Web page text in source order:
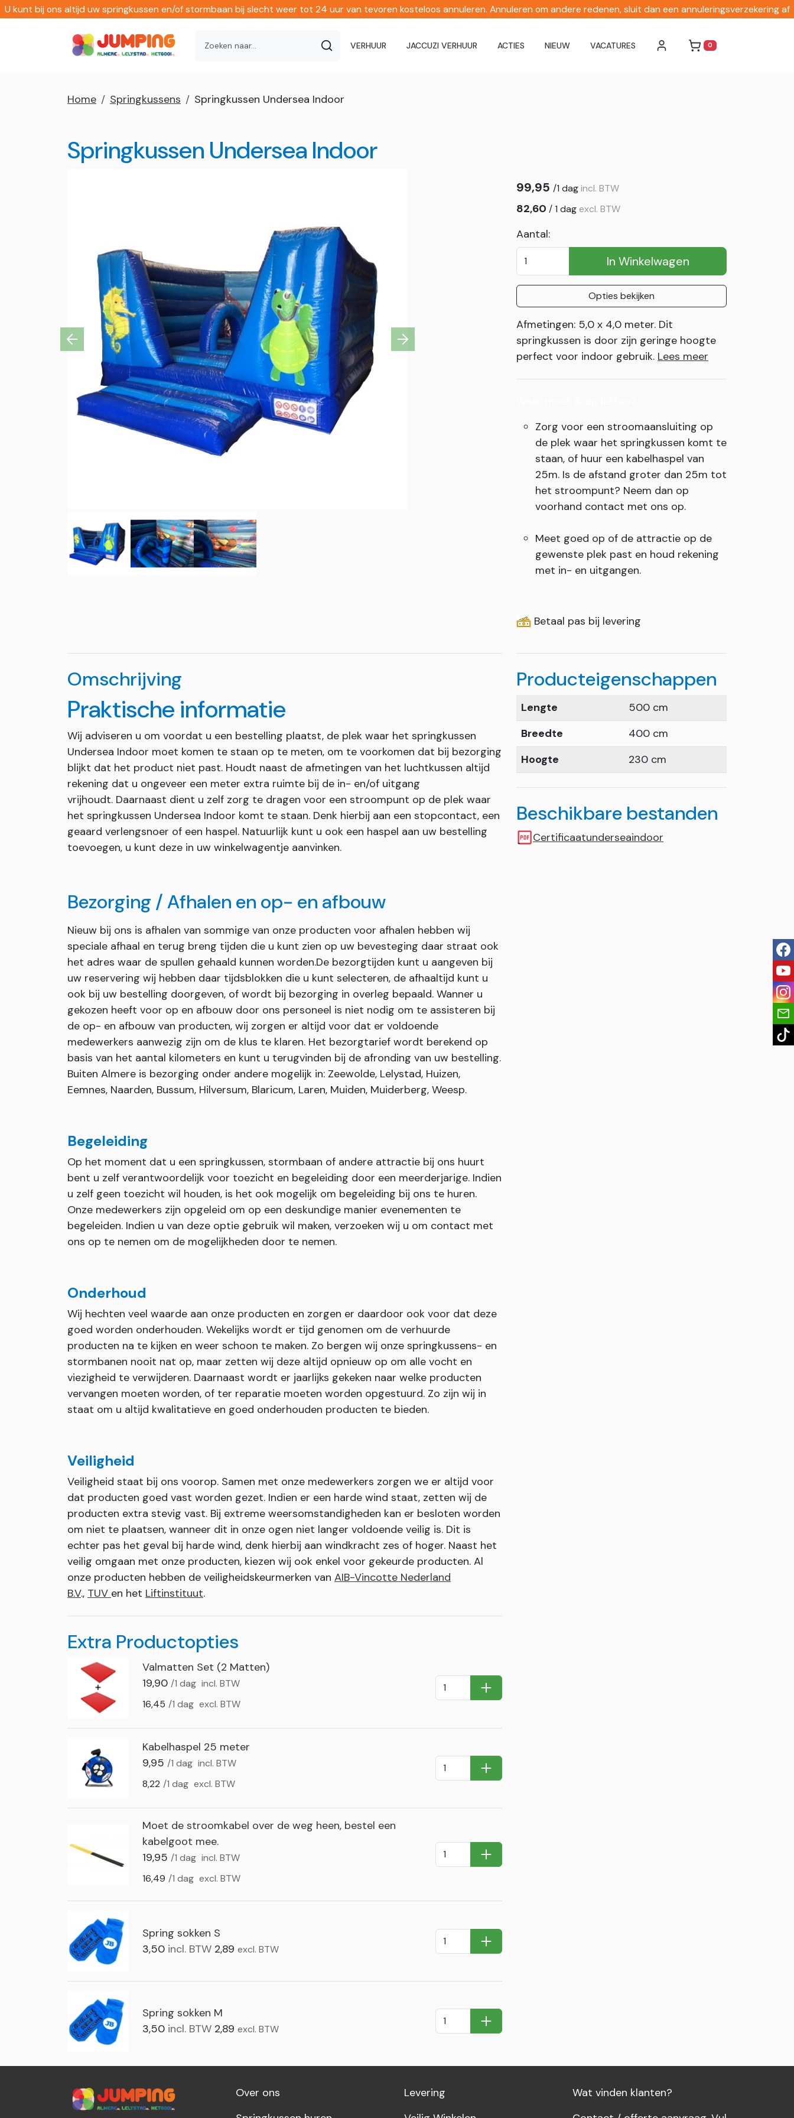
U kunt bij ons altijd uw springkussen en/of stormbaan bij slecht weer tot 24 uur van tevoren kosteloos annuleren. Annuleren om andere redenen, sluit dan een annuleringsverzekering af
VERHUUR JACCUZI VERHUUR ACTIES NIEUW VACATURES WINKELWAGEN
0
Home Springkussens Springkussen Undersea Indoor
Springkussen Undersea Indoor
Previous Next
99,95 /1 dagincl. BTW
82,60 /1 dag excl. BTW
Aantal:
In Winkelwagen
Opties bekijken
Afmetingen: 5,0 x 4,0 meter. Dit
springkussen is door zijn geringe hoogte
perfect voor indoor gebruik. Lees meer
Zorg voor een stroomaansluiting op
de plek waar het springkussen komt te
staan, of huur een kabelhaspel van
25m. Is de afstand groter dan 25m tot
het stroompunt? Neem dan op
voorhand contact met ons op.
Meet goed op of de attractie op de
gewenste plek past en houd rekening
met in- en uitgangen.
Betaal pas bij levering
Omschrijving
Praktische informatie
Wij adviseren u om voordat u een bestelling plaatst, de plek waar het springkussen
Undersea Indoor moet komen te staan op te meten, om te voorkomen dat bij bezorging
blijkt dat het product niet past. Houdt naast de afmetingen van het luchtkussen altijd
rekening dat u ongeveer een meter extra ruimte bij de in- en/of uitgang
vrijhoudt. Daarnaast dient u zelf zorg te dragen voor een stroompunt op de plek waar
het springkussen Undersea Indoor komt te staan. Denk hierbij aan een stopcontact, een
geaard verlengsnoer of een haspel. Natuurlijk kunt u ook een haspel aan uw bestelling
toevoegen, u kunt deze in uw winkelwagentje aanvinken.
Bezorging / Afhalen en op- en afbouw
Nieuw bij ons is afhalen van sommige van onze producten voor afhalen hebben wij
speciale afhaal en terug breng tijden die u kunt zien op uw bevesteging daar straat ook
het adres waar de spullen gehaald kunnen worden.De bezorgtijden kunt u aangeven bij
uw reservering wij hebben daar tijdsblokken die u kunt selecteren, de afhaaltijd kunt u
ook bij uw bestelling doorgeven, of wordt bij bezorging in overleg bepaald. Wanner u
gekozen heeft voor op en afbouw door ons personeel is niet nodig om te assisteren bij
de op- en afbouw van producten, wij zorgen er altijd voor dat er voldoende
medewerkers aanwezig zijn om de klus te klaren. Het bezorgtarief wordt berekend op
basis van het aantal kilometers en kunt u terugvinden bij de afronding van uw bestelling.
Buiten Almere is bezorging onder andere mogelijk in: Zeewolde, Lelystad, Huizen,
Eemnes, Naarden, Bussum, Hilversum, Blaricum, Laren, Muiden, Muiderberg, Weesp.
Begeleiding
Op het moment dat u een springkussen, stormbaan of andere attractie bij ons huurt
bent u zelf verantwoordelijk voor toezicht en begeleiding door een meerderjarige. Indien
u zelf geen toezicht wil houden, is het ook mogelijk om begeleiding bij ons te huren.
Onze medewerkers zijn opgeleid om op een deskundige manier evenementen te
begeleiden. Indien u van deze optie gebruik wil maken, verzoeken wij u om contact met
ons op te nemen om de mogelijkheden door te nemen.
Onderhoud
Wij hechten veel waarde aan onze producten en zorgen er daardoor ook voor dat deze
goed worden onderhouden. Wekelijks wordt er tijd genomen om de verhuurde
producten na te kijken en weer schoon te maken. Zo bergen wij onze springkussens- en
stormbanen nooit nat op, maar zetten wij deze altijd opnieuw op om alle vocht en
viezigheid te verwijderen. Daarnaast wordt er jaarlijks gekeken naar welke producten
vervangen moeten worden, of ter reparatie moeten worden opgestuurd. Zo zijn wij in
staat om u altijd kwalitatieve en goed onderhouden producten te bieden.
Veiligheid
Veiligheid staat bij ons voorop. Samen met onze medewerkers zorgen we er altijd voor
dat producten goed vast worden gezet. Indien er een harde wind staat, zetten wij de
producten extra stevig vast. Bij extreme weersomstandigheden kan er besloten worden
om niet te plaatsen, wanneer dit in onze ogen niet langer voldoende veilig is. Dit is
echter pas het geval bij harde wind, denk hierbij aan windkracht zes of hoger. Naast het
veilig omgaan met onze producten, kiezen wij ook enkel voor gekeurde producten. Al
onze producten hebben de veiligheidskeurmerken van AIB-Vincotte Nederland
B.V., TUV en het Liftinstituut.
Extra Productopties
Valmatten Set (2 Matten)
19,90 /1 dag incl. BTW
16,45 /1 dag excl. BTW
In Winkelwagen
Kabelhaspel 25 meter
9,95 /1 dag incl. BTW
8,22 /1 dag excl. BTW
In Winkelwagen
Moet de stroomkabel over de weg heen, bestel een
kabelgoot mee.
19,95 /1 dag incl. BTW
16,49 /1 dag excl. BTW
In Winkelwagen
Spring sokken S
3,50 incl. BTW 2,89 excl. BTW In Winkelwagen
Spring sokken M
3,50 incl. BTW 2,89 excl. BTW In Winkelwagen
Producteigenschappen
Lengte
500 cm
Breedte
400 cm
Hoogte
230 cm
Beschikbare bestanden
Certificaatunderseaindoor
Over ons
Levering
Wat vinden klanten?